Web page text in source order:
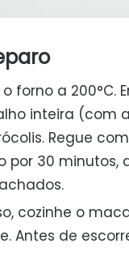
forno a 200°C.
inteira (com
Regue
por 30
cozinhe o
Antes de